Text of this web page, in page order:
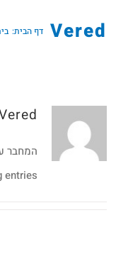
Vered דף הבית:
המחבר